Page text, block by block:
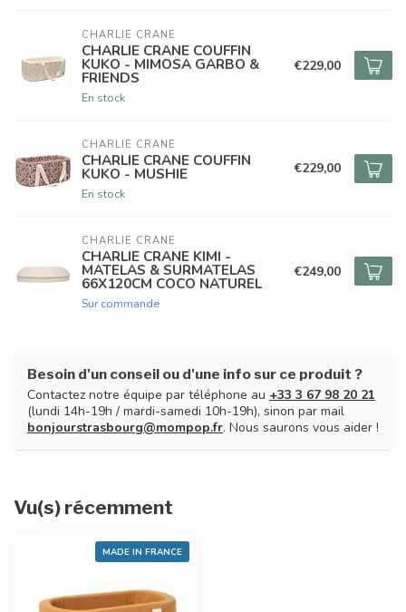
CHARLIE CRANE
CHARLIE CRANE COUFFIN
KUKO - MIMOSA GARBO &
FRIENDS
En stock
€229,00
CHARLIE CRANE
CHARLIE CRANE COUFFIN
KUKO - MUSHIE
En stock
€229,00
CHARLIE CRANE
CHARLIE CRANE KIMI -
MATELAS & SURMATELAS
66X120CM COCO NATUREL
Sur commande
€249,00
Besoin d'un conseil ou d'une info sur ce produit ?
Contactez notre équipe par téléphone au +33 3 67 98 20 21
(lundi 14h-19h / mardi-samedi 10h-19h), sinon par mail
bonjourstrasbourg@mompop.fr. Nous saurons vous aider !
Vu(s) récemment
MADE IN FRANCE